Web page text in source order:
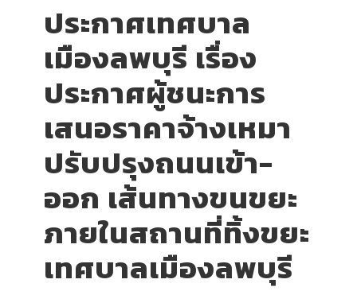
ประกาศเทศบาล
เมืองลพบุรี เรื่อง
ประกาศผู้ชนะการ
เสนอราคาจ้างเหมา
ปรับปรุงถนนเข้า-
ออก เส้นทางขนขยะ
ภายในสถานที่ทิ้งขยะ
เทศบาลเมืองลพบุรี